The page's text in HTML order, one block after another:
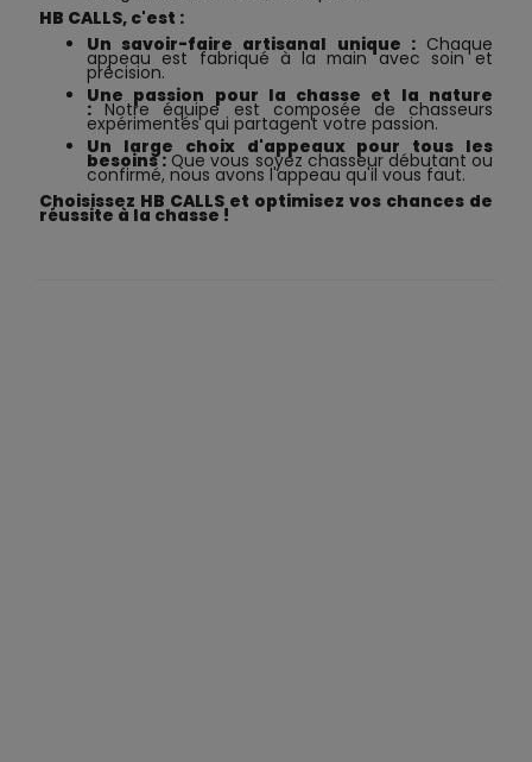
HB CALLS, c'est :
Un savoir-faire artisanal unique :Chaque
appeau est fabriqué à la main avec soin et
précision.
Une passion pour la chasse et la nature
:Notre équipe est composée de chasseurs
expérimentés qui partagent votre passion.
Un large choix d'appeaux pour tous les
besoins :Que vous soyez chasseur débutant ou
confirmé, nous avons l'appeau qu'il vous faut.
Choisissez HB CALLS et optimisez vos chances de
réussite à la chasse !